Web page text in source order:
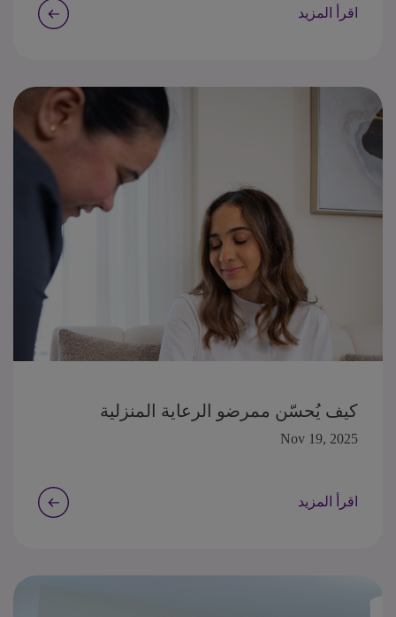
اقرأ المزيد
كيف يُحسّن ممرضو الرعاية المنزلية
المرخصون من هيئة الصحة بدبي تعافي
المرضى
Nov 19, 2025
اقرأ المزيد